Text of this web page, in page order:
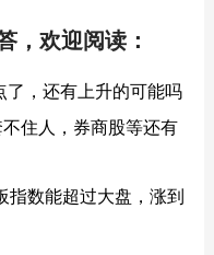
，欢迎阅读：
了，还有上升的可能吗
住人，券商股等还有
指数能超过大盘，涨到